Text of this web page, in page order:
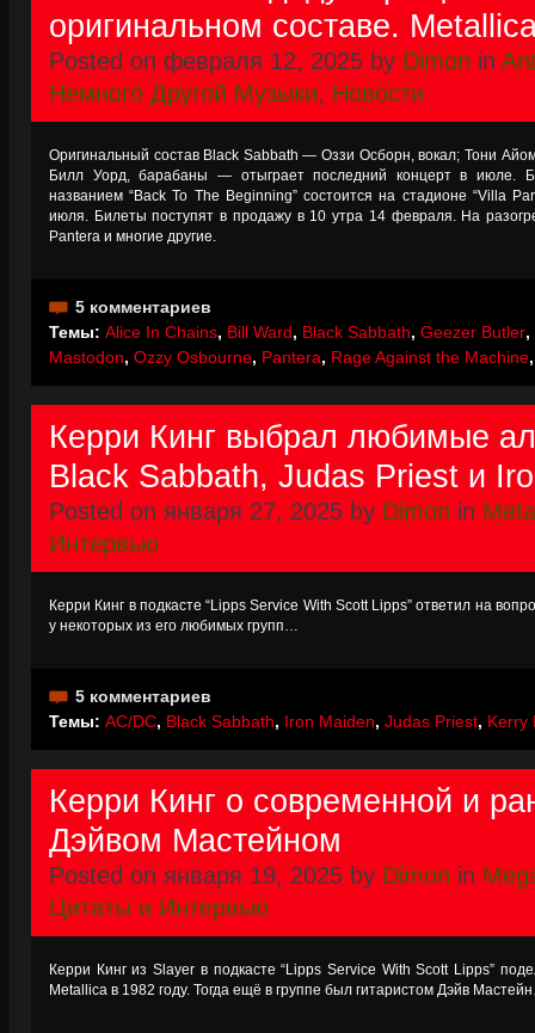
оригинальном составе.
Posted on февраля 12, 2025 by Dimon in
Немного Другой Музыки, Новости
Оригинальный состав Black Sabbath — Оззи Осборн, вокал; Тони
Билл Уорд, барабаны — отыграет последний концерт в июле.
названием “Back To The Beginning” состоится на стадионе “Villa
июля. Билеты поступят в продажу в 10 утра 14 февраля. На
Pantera и многие другие.
5 комментариев
Темы: Alice In Chains, Bill Ward, Black Sabbath, Geezer Butler,
Mastodon, Ozzy Osbourne, Pantera, Rage Against the Machine
Керри Кинг выбрал любимые
Black Sabbath, Judas Priest и
Posted on января 27, 2025 by Dimon in
Интервью
Керри Кинг в подкасте “Lipps Service With Scott Lipps” ответил на
у некоторых из его любимых групп…
5 комментариев
Темы: AC/DC, Black Sabbath, Iron Maiden, Judas Priest, Kerry
Керри Кинг о современной и
Дэйвом Мастейном
Posted on января 19, 2025 by Dimon in
Цитаты и Интервью
Керри Кинг из Slayer в подкасте “Lipps Service With Scott Lipps”
Metallica в 1982 году. Тогда ещё в группе был гитаристом Дэйв